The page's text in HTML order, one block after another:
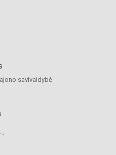
savivaldybė